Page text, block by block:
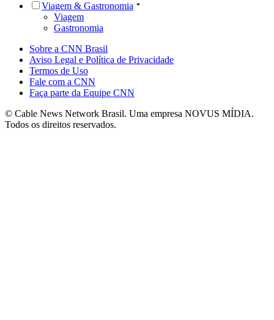
Viagem & Gastronomia
Viagem
Gastronomia
Sobre a CNN Brasil
Aviso Legal e Política de Privacidade
Termos de Uso
Fale com a CNN
Faça parte da Equipe CNN
© Cable News Network Brasil. Uma empresa NOVUS MÍDIA.
Todos os direitos reservados.